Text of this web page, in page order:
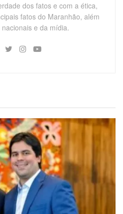
dos fatos e com a ética,
fatos do Maranhão, além
e da mídia.